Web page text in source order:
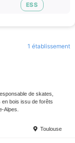
ESS
1 établissement
de skates,
bois issu de forêts
Alpes.
Toulouse